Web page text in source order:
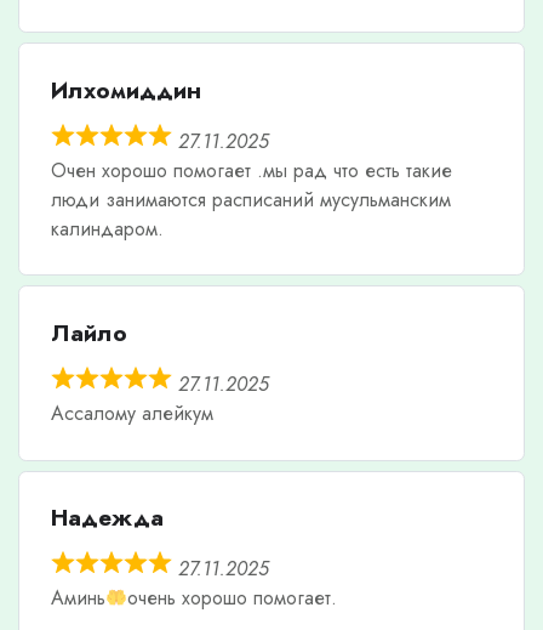
Илхомиддин
27.11.2025
Очен хорошо помогает .мы рад что есть такие
люди занимаются расписаний мусульманским
калиндаром.
Лайло
27.11.2025
Ассалому алейкум
Надежда
27.11.2025
Аминь
очень хорошо помогает.